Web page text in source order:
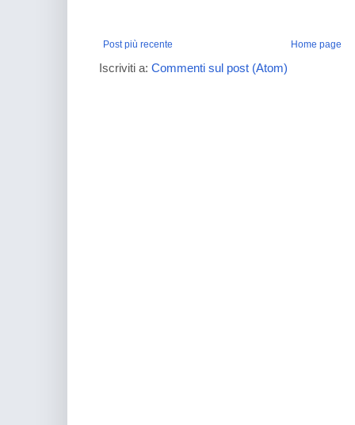
Post più recente Home page
Iscriviti a: Commenti sul post (Atom)